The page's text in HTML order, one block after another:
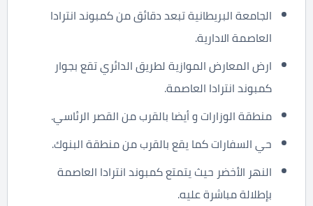
الجامعة البريطانية تبعد دقائق من كمبوند انترادا
العاصمة الادارية.
ارض المعارض الموازية لطريق الدائري تقع بجوار
كمبوند انترادا العاصمة.
منطقة الوزارات و أيضا بالقرب من القصر الرئاسي.
حي السفارات كما يقع بالقرب من منطقة البنوك.
النهر الأخضر حيث يتمتع كمبوند انترادا العاصمة
بإطلالة مباشرة عليه.